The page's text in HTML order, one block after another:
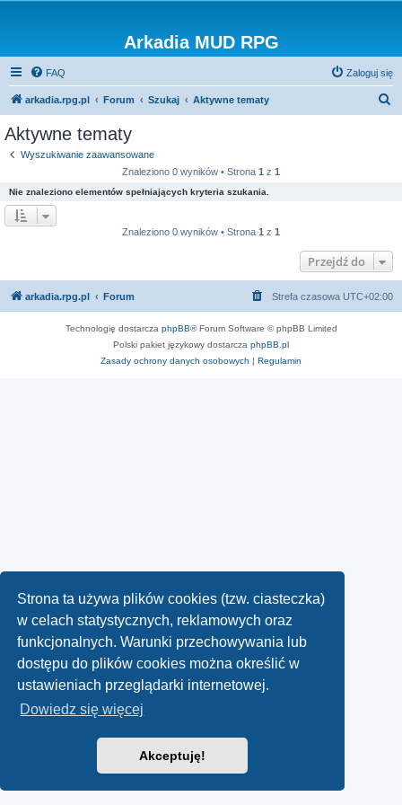
Strona ta używa plików cookies (tzw. ciasteczka)
w celach statystycznych, reklamowych oraz
funkcjonalnych. Warunki przechowywania lub
dostępu do plików cookies można określić w
ustawieniach przeglądarki internetowej.
Dowiedz się więcej
Akceptuję!
Arkadia MUD RPG
FAQ Zaloguj się
arkadia.rpg.pl Forum Szukaj Aktywne tematy
Aktywne tematy
Wyszukiwanie zaawansowane
Znaleziono 0 wyników • Strona 1 z 1
Nie znaleziono elementów spełniających kryteria szukania.
Znaleziono 0 wyników • Strona 1 z 1
Przejdź do
arkadia.rpg.pl Forum Strefa czasowa UTC+02:00
Technologię dostarcza phpBB® Forum Software © phpBB Limited
Polski pakiet językowy dostarcza phpBB.pl
Zasady ochrony danych osobowych | Regulamin